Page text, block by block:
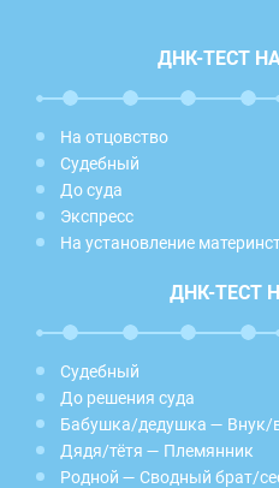
ДНК-ТЕСТ
На отцовство
Судебный
До суда
Экспресс
На установление
ДНК-ТЕСТ
Судебный
До решения суда
Бабушка/дедушка — Внук/
Дядя/тётя — Племянник
Родной — Сводный брат/